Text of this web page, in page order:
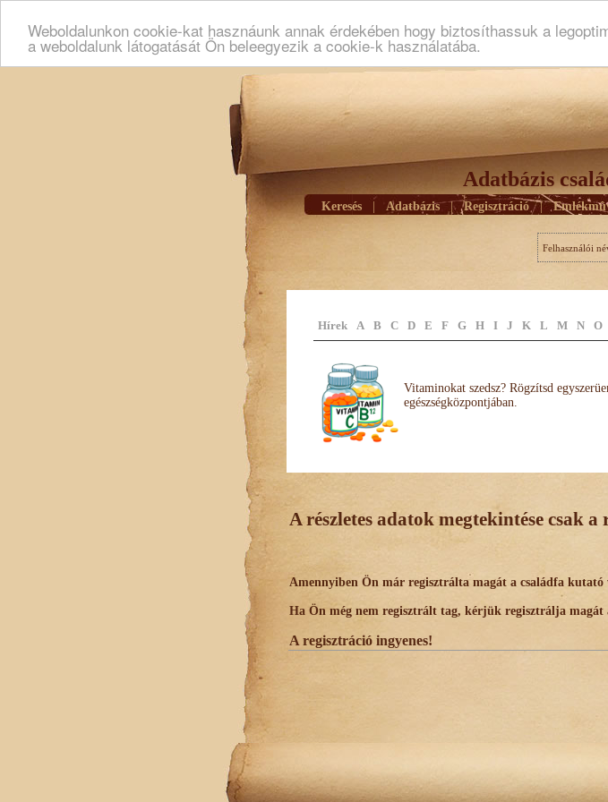
Weboldalunkon cookie-kat hasznáunk annak érdekében hogy biztosíthassuk a
a weboldalunk látogatását Ön beleegyezik a cookie-k használatába.
Adatbázis
Keresés Adatbázis | Regisztráció |
Felhasználói
Hírek A B C D E F G H I J K L M N O
Vitaminokat szedsz? Rögzítsd
egészségközpontjában.
A részletes adatok megtekintése csak
Amennyiben Ön már regisztrálta magát a családfa
Ha Ön még nem regisztrált tag, kérjük regisztrálja magát
A regisztráció ingyenes!